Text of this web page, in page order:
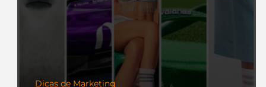
Dicas de Marketing